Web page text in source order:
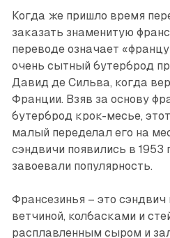
Когда же пришло время
заказать знаменитую
переводе означает
очень сытный бутерброд
Давид де Сильва, когда
Франции. Взяв за основу
бутерброд крок-месье,
малый переделал его на
сэндвичи появились в 1953
завоевали популярность.
Франсезинья – это сэндвич
ветчиной, колбасками и
расплавленным сыром и